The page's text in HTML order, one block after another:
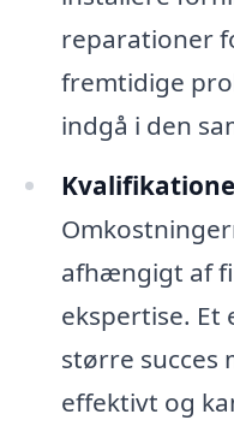
reparationer
fremtidige
indgå i den
afhængigt af
ekspertise. Et
større succes
effektivt og